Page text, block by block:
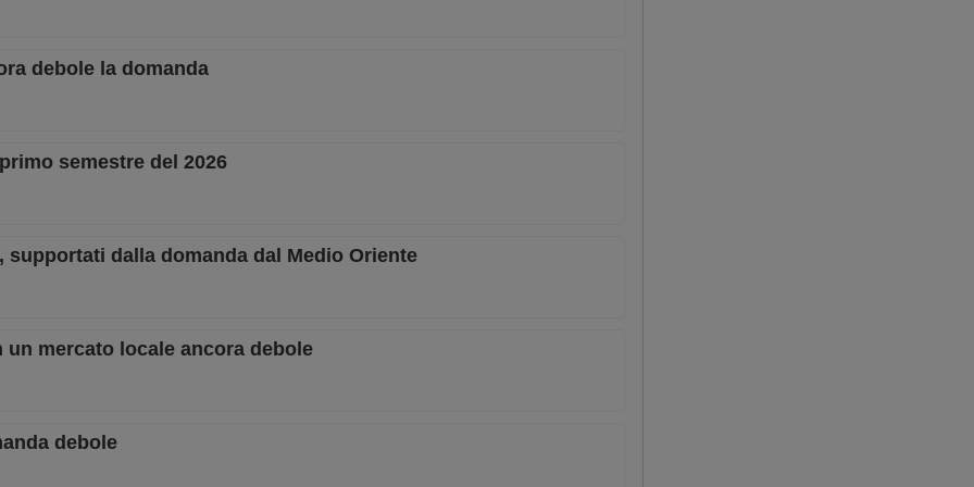
debole la domanda
semestre del 2026
dalla domanda dal Medio Oriente
mercato locale ancora debole
debole